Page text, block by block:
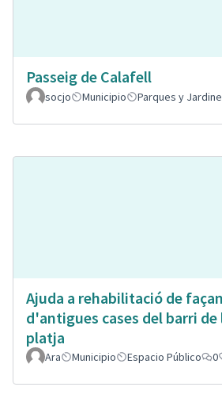
Passeig de Calafell
socjo
Municipio Parques y
Ajuda a rehabilitació de
d'antigues cases del barri de
platja
Ara Municipio Espacio Público 0